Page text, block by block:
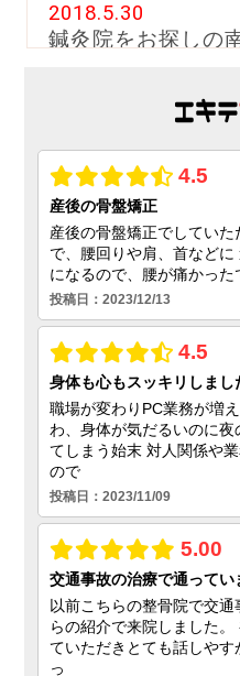
2018.5.30
鍼灸院をお探しの
肩こりを克服した
2018.4.27
骨盤矯正に香里園
2018.3.27
整形外科では物足
2018.3.27
整形外科から転院
へ
2018.2.23
接骨院をお探しの
2018.2.23
マッサージを寺田
2018.1.30
肩こりでお困りの
2018.1.17
鍼灸院を茨木で探